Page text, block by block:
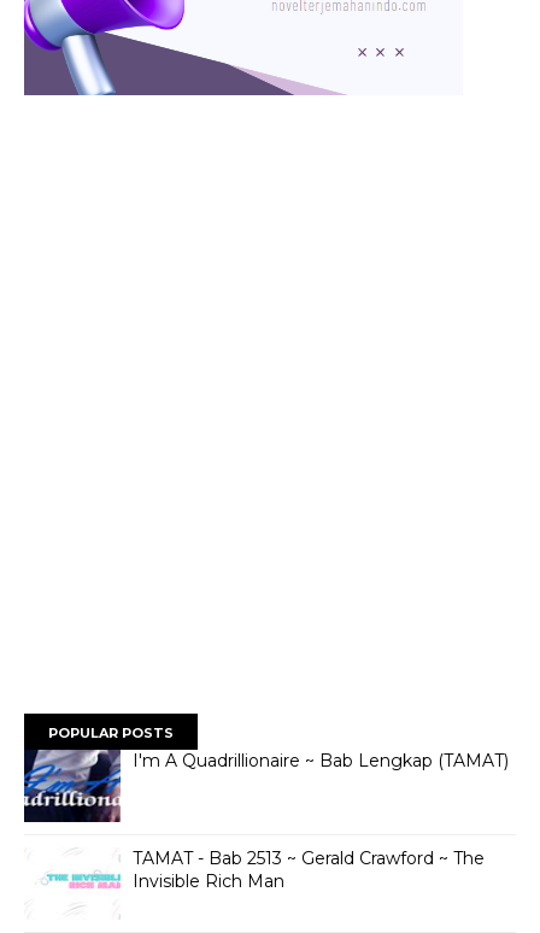
POPULAR POSTS
I'm A Quadrillionaire ~ Bab Lengkap (TAMAT)
TAMAT - Bab 2513 ~ Gerald Crawford ~ The
Invisible Rich Man